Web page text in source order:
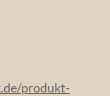
produkt-